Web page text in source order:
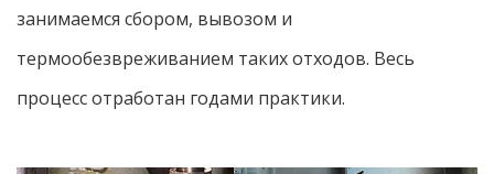
занимаемся сбором, вывозом и
термообезвреживанием таких отходов. Весь
процесс отработан годами практики.